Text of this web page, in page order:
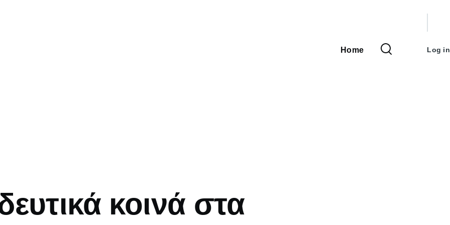
Main
Home
menu
Log in
κοινά στα